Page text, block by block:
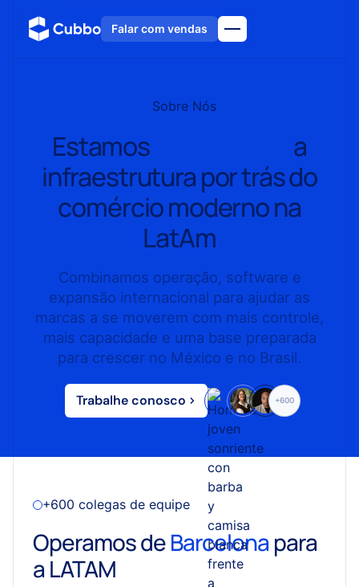
Falar com vendas
Sobre Nós
Estamos
a
infraestrutura por trás do
comércio moderno na
LatAm
Combinamos operação, software e
expansão internacional para ajudar as
marcas a se moverem com mais controle,
mais capacidade e uma base preparada
para crescer no México e no Brasil.
Trabalhe conosco +600
+600 colegas de equipe
Operamos deBarcelona para
a LATAM